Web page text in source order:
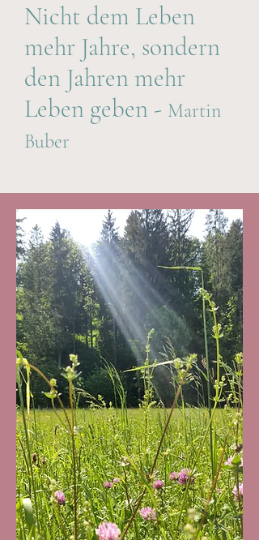
Nicht dem Leben
mehr Jahre, sondern
den Jahren mehr
Leben geben - Martin
Buber